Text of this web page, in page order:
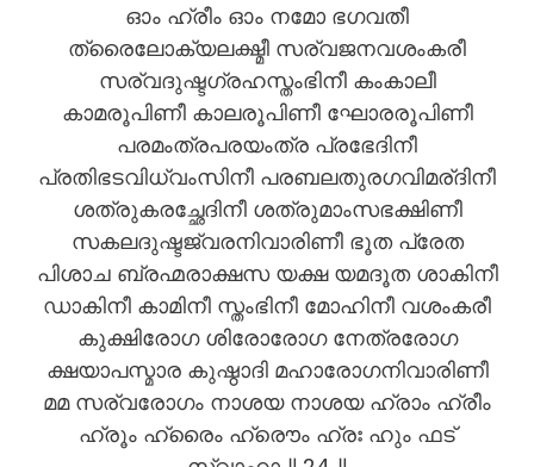
ഓം ഹ്രീം ഓം നമോ ഭഗവതീ
ത്രൈലോക്യലക്ഷ്മീ സര്വജനവശംകരീ
സര്വദുഷ്ടഗ്രഹസ്തംഭിനീ കംകാലീ
കാമരൂപിണീ കാലരൂപിണീ ഘോരരൂപിണീ
പരമംത്രപരയംത്ര പ്രഭേദിനീ
പ്രതിഭടവിധ്വംസിനീ പരബലതുരഗവിമര്ദിനീ
ശത്രുകരച്ഛേദിനീ ശത്രുമാംസഭക്ഷിണീ
സകലദുഷ്ടജ്വരനിവാരിണീ ഭൂത പ്രേത
പിശാച ബ്രഹ്മരാക്ഷസ യക്ഷ യമദൂത ശാകിനീ
ഡാകിനീ കാമിനീ സ്തംഭിനീ മോഹിനീ വശംകരീ
കുക്ഷിരോഗ ശിരോരോഗ നേത്രരോഗ
ക്ഷയാപസ്മാര കുഷ്ഠാദി മഹാരോഗനിവാരിണീ
മമ സര്വരോഗം നാശയ നാശയ ഹ്രാം ഹ്രീം
ഹ്രൂം ഹ്രൈം ഹ്രൌം ഹ്രഃ ഹും ഫട്